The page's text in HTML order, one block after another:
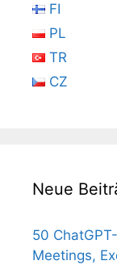
FI
PL
TR
CZ
Neue
50
Meetings,